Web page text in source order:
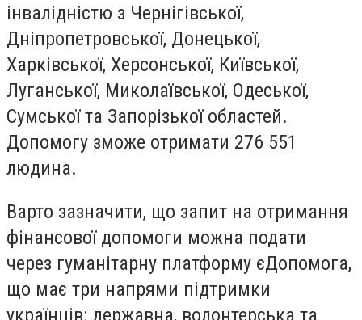
інвалідністю з Чернігівської,
Дніпропетровської, Донецької,
Харківської, Херсонської, Київської,
Луганської, Миколаївської, Одеської,
Сумської та Запорізької областей.
Допомогу зможе отримати 276 551
людина.
Варто зазначити, що запит на отримання
фінансової допомоги можна подати
через гуманітарну платформу єДопомога,
що має три напрями підтримки
українців: державна, волонтерська та